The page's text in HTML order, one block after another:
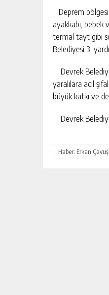
Deprem
ayakkabı, bebek
termal tayt gibi
Belediyesi 3.
Devrek
yaralılara acil
büyük katkı ve
Devrek
Haber: Erkan